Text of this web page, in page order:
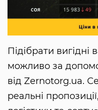
Підібрати
можливо за
від Zernotorg.ua.
реальні